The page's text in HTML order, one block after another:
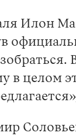
Илон
в целом